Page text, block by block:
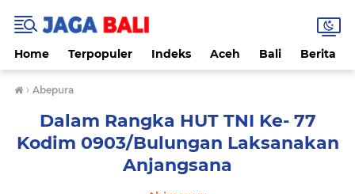
Home Terpopuler Indeks Aceh Bali Berita
› Abepura
Dalam Rangka HUT TNI Ke- 77
Kodim 0903/Bulungan Laksanakan
Anjangsana